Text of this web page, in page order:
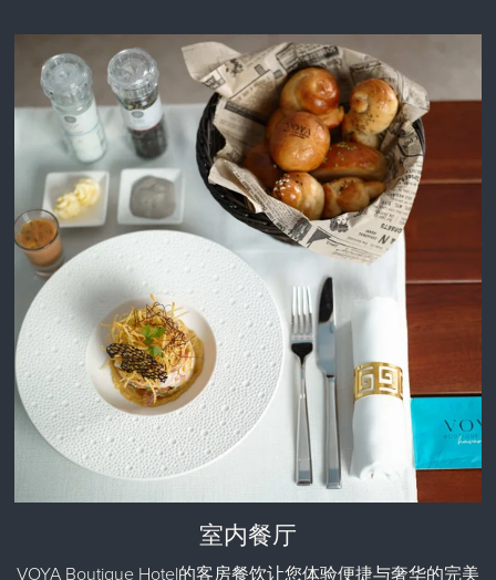
室内餐厅
VOYA Boutique Hotel的客房餐饮让您体验便捷与奢华的完美